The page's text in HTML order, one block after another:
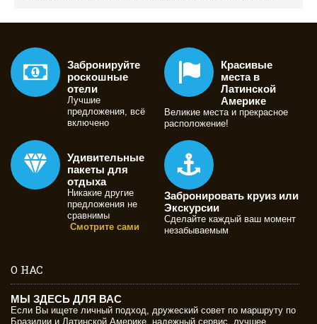
Забронируйте
роскошные
отели
Лучшие
предложения, всё
включено
Красивые
места в
Латинской
Америке
Великие места и прекрасное
расположение!
Удивительные
пакеты для
отдыха
Никакие другие
предложения не
сравнимы
Смотрите сами
Забронировать круиз или
Экскурсии
Сделайте каждый ваш момент
незабываемым
О НАС
МЫ ЗДЕСЬ ДЛЯ ВАС
Если Вы ищете личный подход, дружеский совет по маршруту по
Бразилии и Латинской Америке, надежный сервис, лучшее